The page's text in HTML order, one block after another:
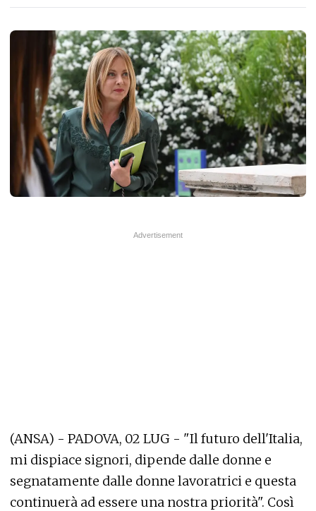
(ANSA) - PADOVA, 02 LUG - "Il futuro dell'Italia,
mi dispiace signori, dipende dalle donne e
segnatamente dalle donne lavoratrici e questa
continuerà ad essere una nostra priorità". Così